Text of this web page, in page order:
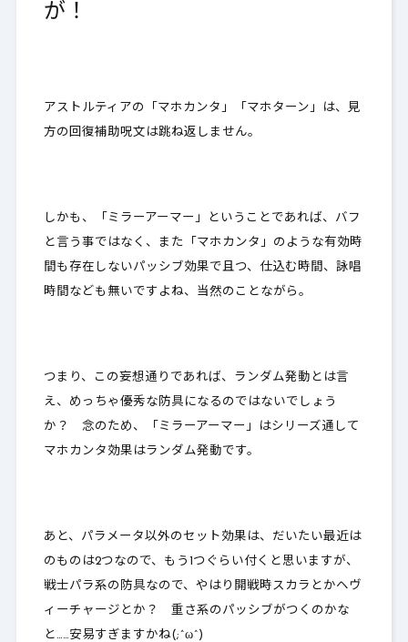
が！
アストルティアの「マホカンタ」「マホターン」は、 見
方の回復補助呪文は跳ね返しません。
しかも、「ミラーアーマー」ということであれば、バフ
と言う事ではなく、また「マホカンタ」のような有効時
間も存在しないパッシブ効果で且つ、仕込む時間、詠唱
時間なども無いですよね、当然のことながら。
つまり、この妄想通りであれば、ランダム発動とは言
え、めっちゃ優秀な防具になるのではないでしょう
か？ 念のため、「ミラーアーマー」はシリーズ通して
マホカンタ効果はランダム発動です。
あと、パラメータ以外のセット効果は、だいたい最近は
のものは2つなので、もう1つぐらい付くと思いますが、
戦士パラ系の防具なので、やはり開戦時スカラとかヘヴ
ィーチャージとか？ 重さ系のパッシブがつくのかな
と……安易すぎますかね(;^ω^)